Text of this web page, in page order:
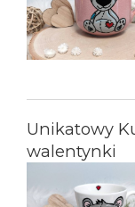
Unikatowy
walentynki